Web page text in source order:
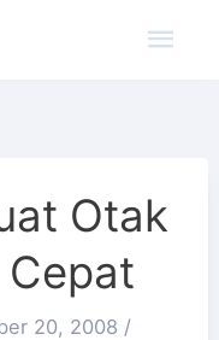
Otak
20, 2008 /